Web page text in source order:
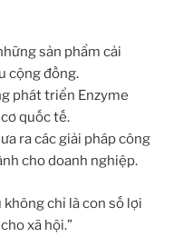
sản phẩm cải
cộng đồng.
phát triển Enzyme
quốc tế.
ra các giải pháp công
cho doanh nghiệp.
chỉ là con số lợi
xã hội.”